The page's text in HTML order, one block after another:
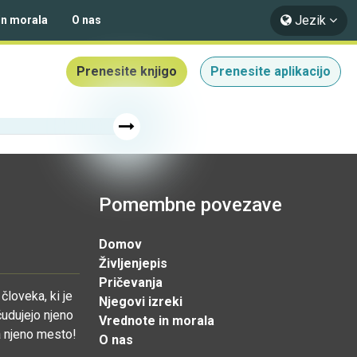
morala O nas Jezik
Prenesite knjigo Prenesite aplikacijo
ki je
njeno
njeno mesto!
Pomembne povezave
Domov
Življenjepis
Pričevanja
Njegovi izreki
Vrednote in morala
O nas